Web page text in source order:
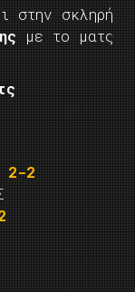
στην σκληρή
με το ματς
2-2